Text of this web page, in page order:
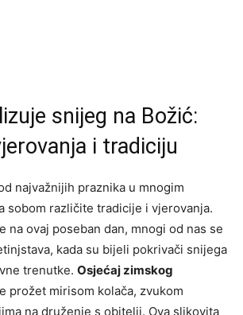
snijeg na Božić:
i tradiciju
najvažnijih praznika u mnogim
sobom različite tradicije i vjerovanja.
na ovaj poseban dan, mnogi od nas se
kada su bijeli pokrivači snijega
trenutke. Osjećaj zimskog
prožet mirisom kolača, zvukom
na druženje s obitelji. Ova slikovita